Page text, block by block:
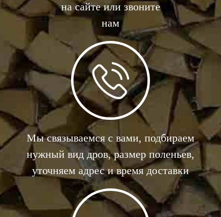
на сайте или звоните
нам
Мы связываемся с вами, подбираем
нужный вид дров, размер поленьев,
уточняем адрес и время доставки